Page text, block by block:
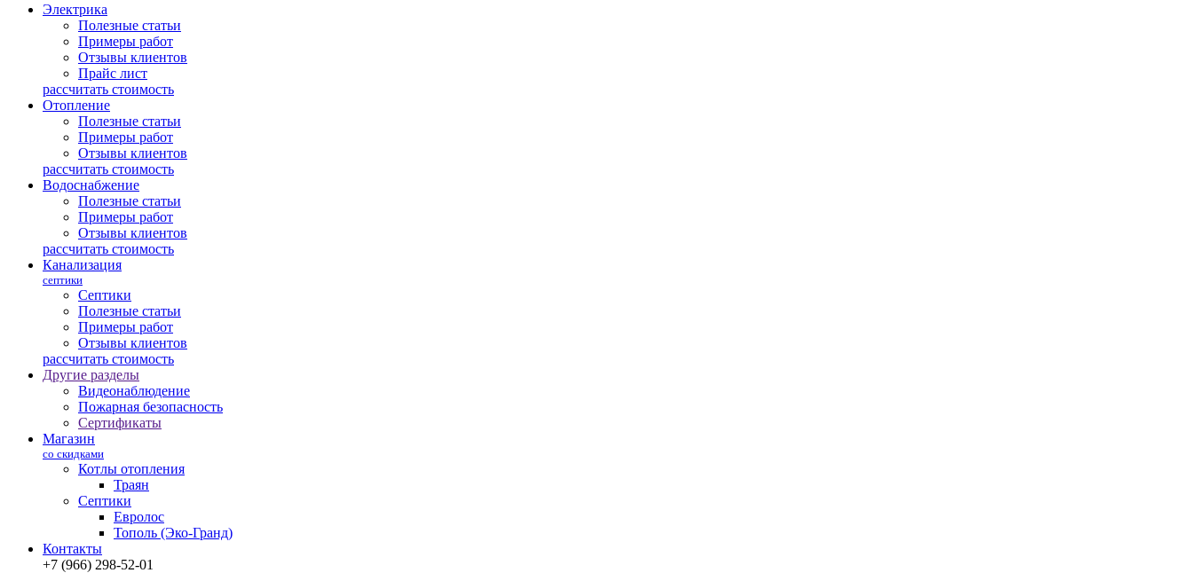
Электрика
Полезные статьи
Примеры работ
Отзывы клиентов
Прайс лист
рассчитать стоимость
Отопление
Полезные статьи
Примеры работ
Отзывы клиентов
рассчитать стоимость
Водоснабжение
Полезные статьи
Примеры работ
Отзывы клиентов
рассчитать стоимость
Канализация
септики
Септики
Полезные статьи
Примеры работ
Отзывы клиентов
рассчитать стоимость
Другие разделы
Видеонаблюдение
Пожарная безопасность
Сертификаты
Магазин
со скидками
Котлы отопления
Траян
Септики
Евролос
Тополь (Эко-Гранд)
Контакты
+7 (966) 298-52-01